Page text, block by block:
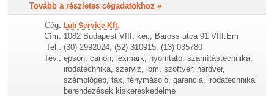
Tovább a részletes cégadatokhoz »
Cég: Lub Service Kft.
Cím: 1082 Budapest VIII. ker., Baross utca 91 VIII.Em
Tel.: (30) 2992024, (52) 310915, (13) 035780
Tev.: epson, canon, lexmark, nyomtató, számítástechnika,
irodatechnika, szerviz, ibm, szoftver, hardver,
számológép, fax, fénymásoló, garancia, irodatechnikai
berendezések kiskereskedelme